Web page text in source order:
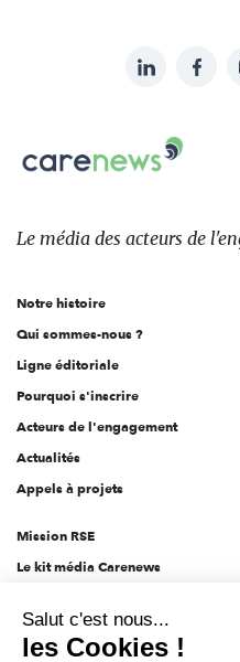
sur:
LinkedIn
Le
des
l'engagement
Le média des acteurs de
Notre histoire
Qui sommes-nous ?
Ligne éditoriale
Pourquoi s'inscrire
Acteurs de l'engagement
Actualités
Appels à projets
Mission RSE
Le kit média Carenews
AEF info
Salut c'est nous...
les Cookies !